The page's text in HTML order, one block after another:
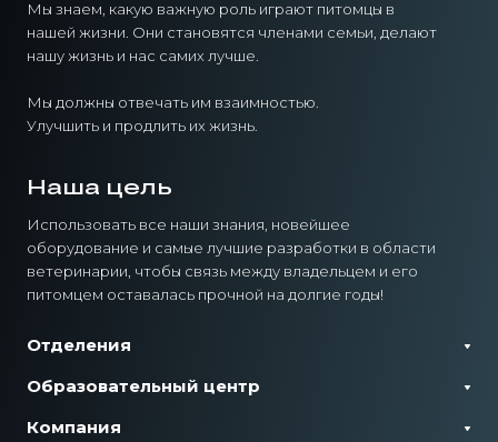
Мы знаем, какую важную роль играют питомцы в
нашей жизни. Они становятся членами семьи, делают
нашу жизнь и нас самих лучше.
Мы должны отвечать им взаимностью.
Улучшить и продлить их жизнь.
Наша цель
Использовать все наши знания, новейшее
оборудование и самые лучшие разработки в области
ветеринарии, чтобы связь между владельцем и его
питомцем оставалась прочной на долгие годы!
Отделения
Образовательный центр
Компания